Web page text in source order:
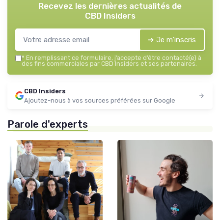
Recevez les dernières actualités de
CBD Insiders
➔ Je m'inscris
* En remplissant ce formulaire, j’accepte d’être contacté(e) à
des fins commerciales par CBD Insiders et ses partenaires.
CBD Insiders
Ajoutez-nous à vos sources préférées sur Google
Parole d'experts